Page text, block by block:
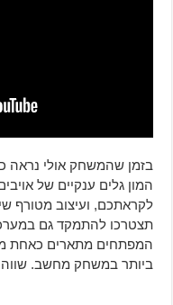
המון גלים ענקיים של
לקראתכם, ועיצוב מטורף
תצטרכו להתמקד גם
המפתחים מתארים כאחת
ביותר במשחק מחשב. שווה